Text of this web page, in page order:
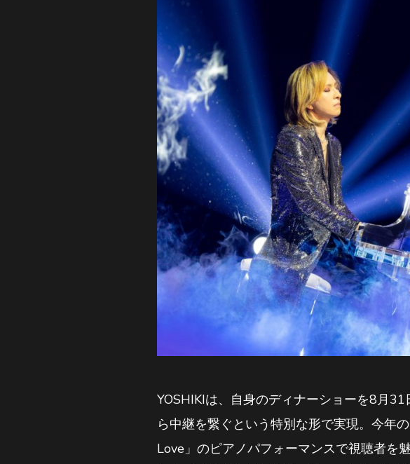
YOSHIKIは、自身のディナーショーを8月
ら中継を繋ぐという特別な形で実現。今年
Love」のピアノパフォーマンスで視聴者を